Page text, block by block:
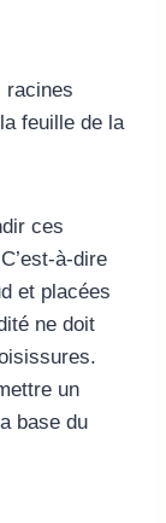
racines
feuille de la
ces
à-dire
et placées
ne doit
un
base du